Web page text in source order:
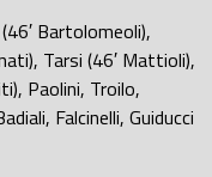
Bartolomeoli),
Tarsi (46′ Mattioli),
Paolini, Troilo,
Falcinelli, Guiducci